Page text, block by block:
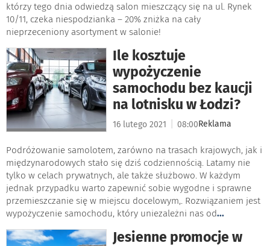
którzy tego dnia odwiedzą salon mieszczący się na ul. Rynek
10/11, czeka niespodzianka – 20% zniżka na cały
nieprzeceniony asortyment w salonie!
Ile kosztuje
wypożyczenie
samochodu bez kaucji
na lotnisku w Łodzi?
16 lutego 2021 08:00Reklama
Podróżowanie samolotem, zarówno na trasach krajowych, jak i
międzynarodowych stało się dziś codziennością. Latamy nie
tylko w celach prywatnych, ale także służbowo. W każdym
jednak przypadku warto zapewnić sobie wygodne i sprawne
przemieszczanie się w miejscu docelowym,. Rozwiązaniem jest
wypożyczenie samochodu, który uniezależni nas od...
Jesienne promocje w